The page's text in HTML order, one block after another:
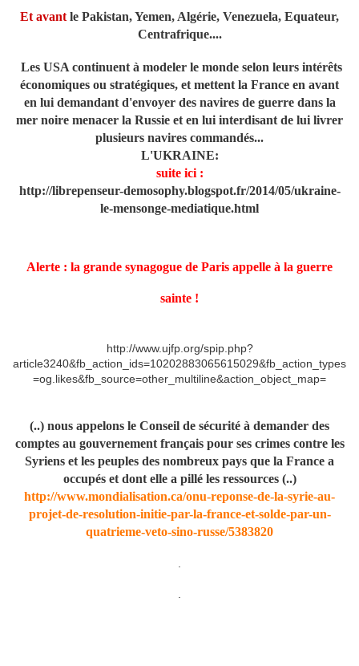
Et avant le Pakistan, Yemen, Algérie, Venezuela, Equateur,
Centrafrique....
Les USA continuent à modeler le monde selon leurs intérêts
économiques ou stratégiques, et mettent la France en avant
en lui demandant d'envoyer des navires de guerre dans la
mer noire menacer la Russie et en lui interdisant de lui livrer
plusieurs navires commandés...
L'UKRAINE:
suite ici :
http://librepenseur-demosophy.blogspot.fr/2014/05/ukraine-
le-mensonge-mediatique.html
Alerte : la grande synagogue de Paris appelle à la guerre
sainte !
http://www.ujfp.org/spip.php?
article3240&fb_action_ids=10202883065615029&fb_action_types
=og.likes&fb_source=other_multiline&action_object_map=
(..) nous appelons le Conseil de sécurité à demander des
comptes au gouvernement français pour ses crimes contre les
Syriens et les peuples des nombreux pays que la France a
occupés et dont elle a pillé les ressources (..)
http://www.mondialisation.ca/onu-reponse-de-la-syrie-au-
projet-de-resolution-initie-par-la-france-et-solde-par-un-
quatrieme-veto-sino-russe/5383820